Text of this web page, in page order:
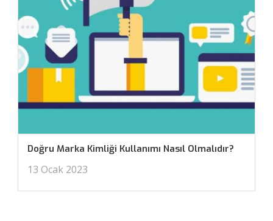
Doğru Marka Kimliği Kullanımı Nasıl Olmalıdır?
13 Ocak 2023